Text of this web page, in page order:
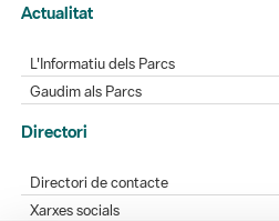
Actualitat
L'Informatiu dels Parcs
Gaudim als Parcs
Directori
Directori de contacte
Xarxes socials